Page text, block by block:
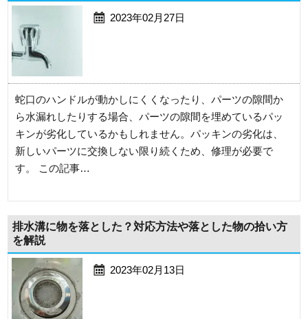
2023年02月27日
蛇口のハンドルが動かしにくくなったり、パーツの隙間か
ら水漏れしたりする場合、パーツの隙間を埋めているパッ
キンが劣化しているかもしれません。パッキンの劣化は、
新しいパーツに交換しない限り続くため、修理が必要で
す。 この記事…
排水溝に物を落とした？対応方法や落とした物の拾い方
を解説
2023年02月13日